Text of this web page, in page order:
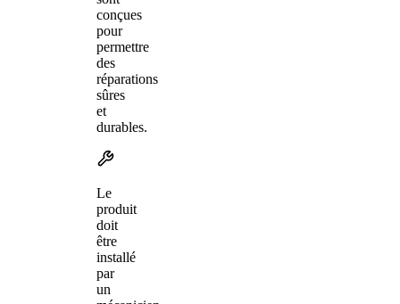
conçues
pour
permettre
des
réparations
sûres
et
durables.
Le
produit
doit
être
installé
par
un